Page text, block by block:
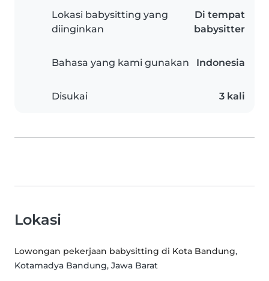
Lokasi babysitting yang
diinginkan
Di tempat
babysitter
Bahasa yang kami gunakan Indonesia
Disukai 3 kali
Lokasi
Lowongan pekerjaan babysitting di Kota Bandung,
Kotamadya Bandung, Jawa Barat